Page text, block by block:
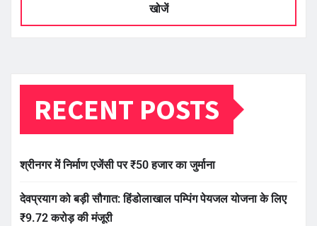
खोजें
RECENT POSTS
श्रीनगर में निर्माण एजेंसी पर ₹50 हजार का जुर्माना
देवप्रयाग को बड़ी सौगात: हिंडोलाखाल पम्पिंग पेयजल योजना के लिए
₹9.72 करोड़ की मंजूरी